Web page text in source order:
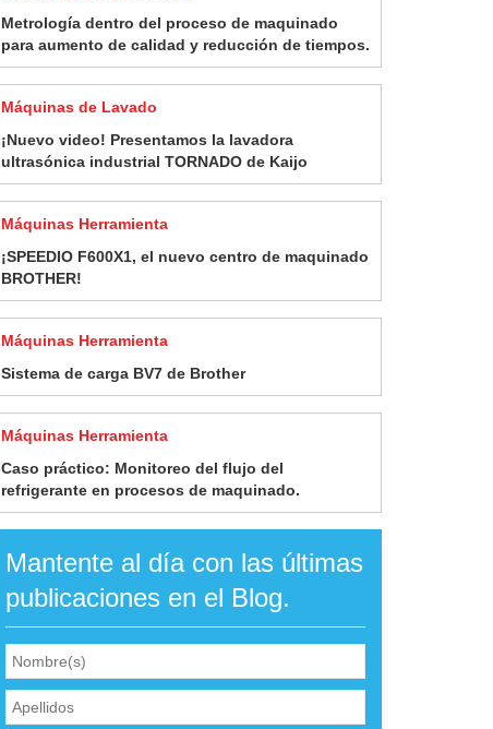
Metrología dentro del proceso de maquinado
para aumento de calidad y reducción de tiempos.
Máquinas de Lavado
¡Nuevo video! Presentamos la lavadora
ultrasónica industrial TORNADO de Kaijo
Máquinas Herramienta
¡SPEEDIO F600X1, el nuevo centro de maquinado
BROTHER!
Máquinas Herramienta
Sistema de carga BV7 de Brother
Máquinas Herramienta
Caso práctico: Monitoreo del flujo del
refrigerante en procesos de maquinado.
Mantente al día con las últimas
publicaciones en el Blog.